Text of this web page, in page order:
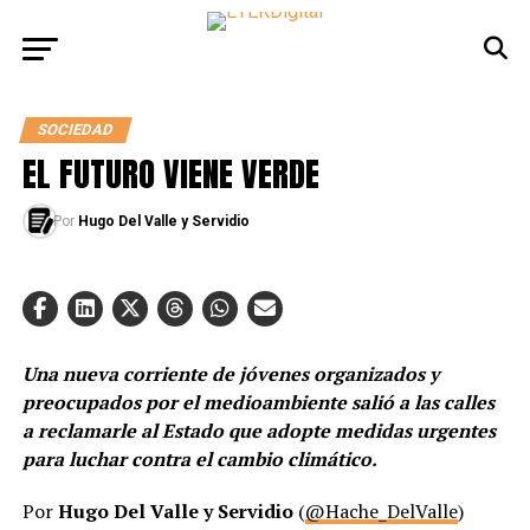
SOCIEDAD
EL FUTURO VIENE VERDE
Por Hugo Del Valle y Servidio
Una nueva corriente de jóvenes organizados y
preocupados por el medioambiente salió a las calles
a reclamarle al Estado que adopte medidas urgentes
para luchar contra el cambio climático.
PorHugo Del Valle y Servidio (@Hache_DelValle)